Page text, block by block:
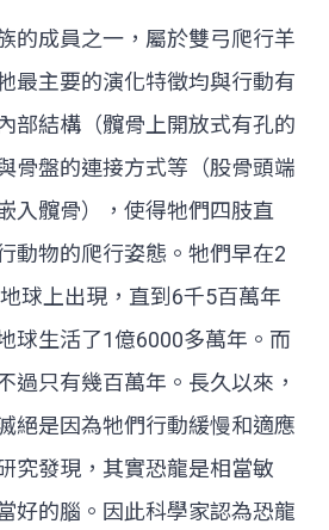
的成員之一，屬於雙弓爬行羊
最主要的演化特徵均與行動有
部結構（髖骨上開放式有孔的
骨盤的連接方式等（股骨頭端
入髖骨），使得牠們四肢直
動物的爬行姿態。牠們早在2
球上出現，直到6千5百萬年
球生活了1億6000多萬年。而
過只有幾百萬年。長久以來，
絕是因為牠們行動緩慢和適應
究發現，其實恐龍是相當敏
好的腦。因此科學家認為恐龍